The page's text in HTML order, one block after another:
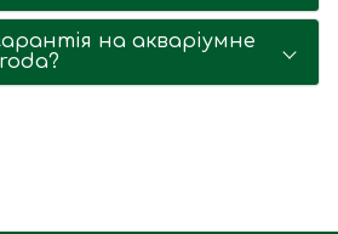
на акваріумне